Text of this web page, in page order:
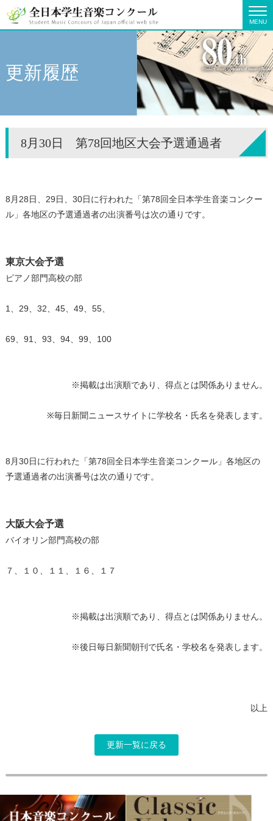
MENU
更新履歴
8月30日 第78回地区大会予選通過者
8月28日、29日、30日に行われた「第78回全日本学生音楽コンクー
ル」各地区の予選通過者の出演番号は次の通りです。
東京大会予選
ピアノ部門高校の部
1、29、32、45、49、55、
69、91、93、94、99、100
※掲載は出演順であり、得点とは関係ありません。
※毎日新聞ニュースサイトに学校名・氏名を発表します。
8月30日に行われた「第78回全日本学生音楽コンクール」各地区の
予選通過者の出演番号は次の通りです。
大阪大会予選
バイオリン部門高校の部
７、１０、１１、１６、１７
※掲載は出演順であり、得点とは関係ありません。
※後日毎日新聞朝刊で氏名・学校名を発表します。
以上
更新一覧に戻る